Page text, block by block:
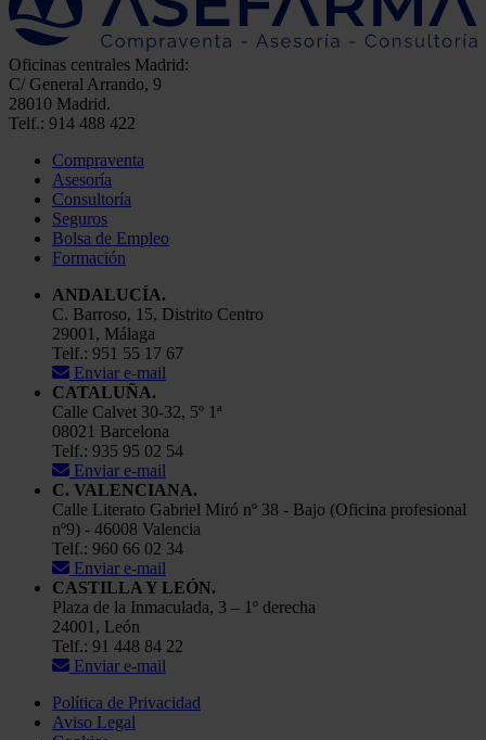
Oficinas centrales Madrid:
C/ General Arrando, 9
28010 Madrid.
Telf.: 914 488 422
Compraventa
Asesoría
Consultoría
Seguros
Bolsa de Empleo
Formación
ANDALUCÍA.
C. Barroso, 15, Distrito Centro
29001, Málaga
Telf.: 951 55 17 67
Enviar e-mail
CATALUÑA.
Calle Calvet 30-32, 5º 1ª
08021 Barcelona
Telf.: 935 95 02 54
Enviar e-mail
C. VALENCIANA.
Calle Literato Gabriel Miró nº 38 - Bajo (Oficina profesional
nº9) - 46008 Valencia
Telf.: 960 66 02 34
Enviar e-mail
CASTILLA Y LEÓN.
Plaza de la Inmaculada, 3 – 1º derecha
24001, León
Telf.: 91 448 84 22
Enviar e-mail
Política de Privacidad
Aviso Legal